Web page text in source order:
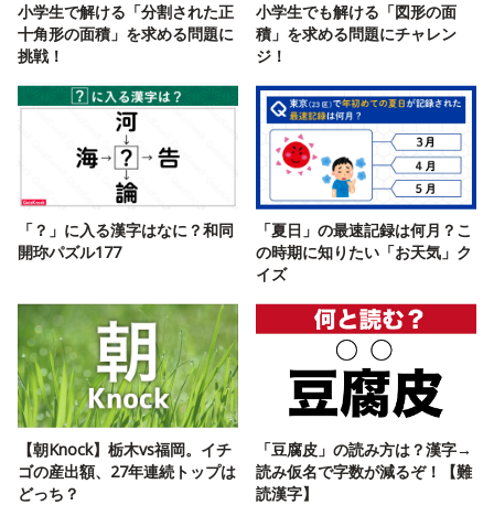
小学生で解ける「分割された正
十角形の面積」を求める問題に
挑戦！
小学生でも解ける「図形の面
積」を求める問題にチャレン
ジ！
「？」に入る漢字はなに？和同
開珎パズル177
「夏日」の最速記録は何月？こ
の時期に知りたい「お天気」ク
イズ
【朝Knock】栃木vs福岡。イチ
ゴの産出額、27年連続トップは
どっち？
「豆腐皮」の読み方は？漢字→
読み仮名で字数が減るぞ！【難
読漢字】